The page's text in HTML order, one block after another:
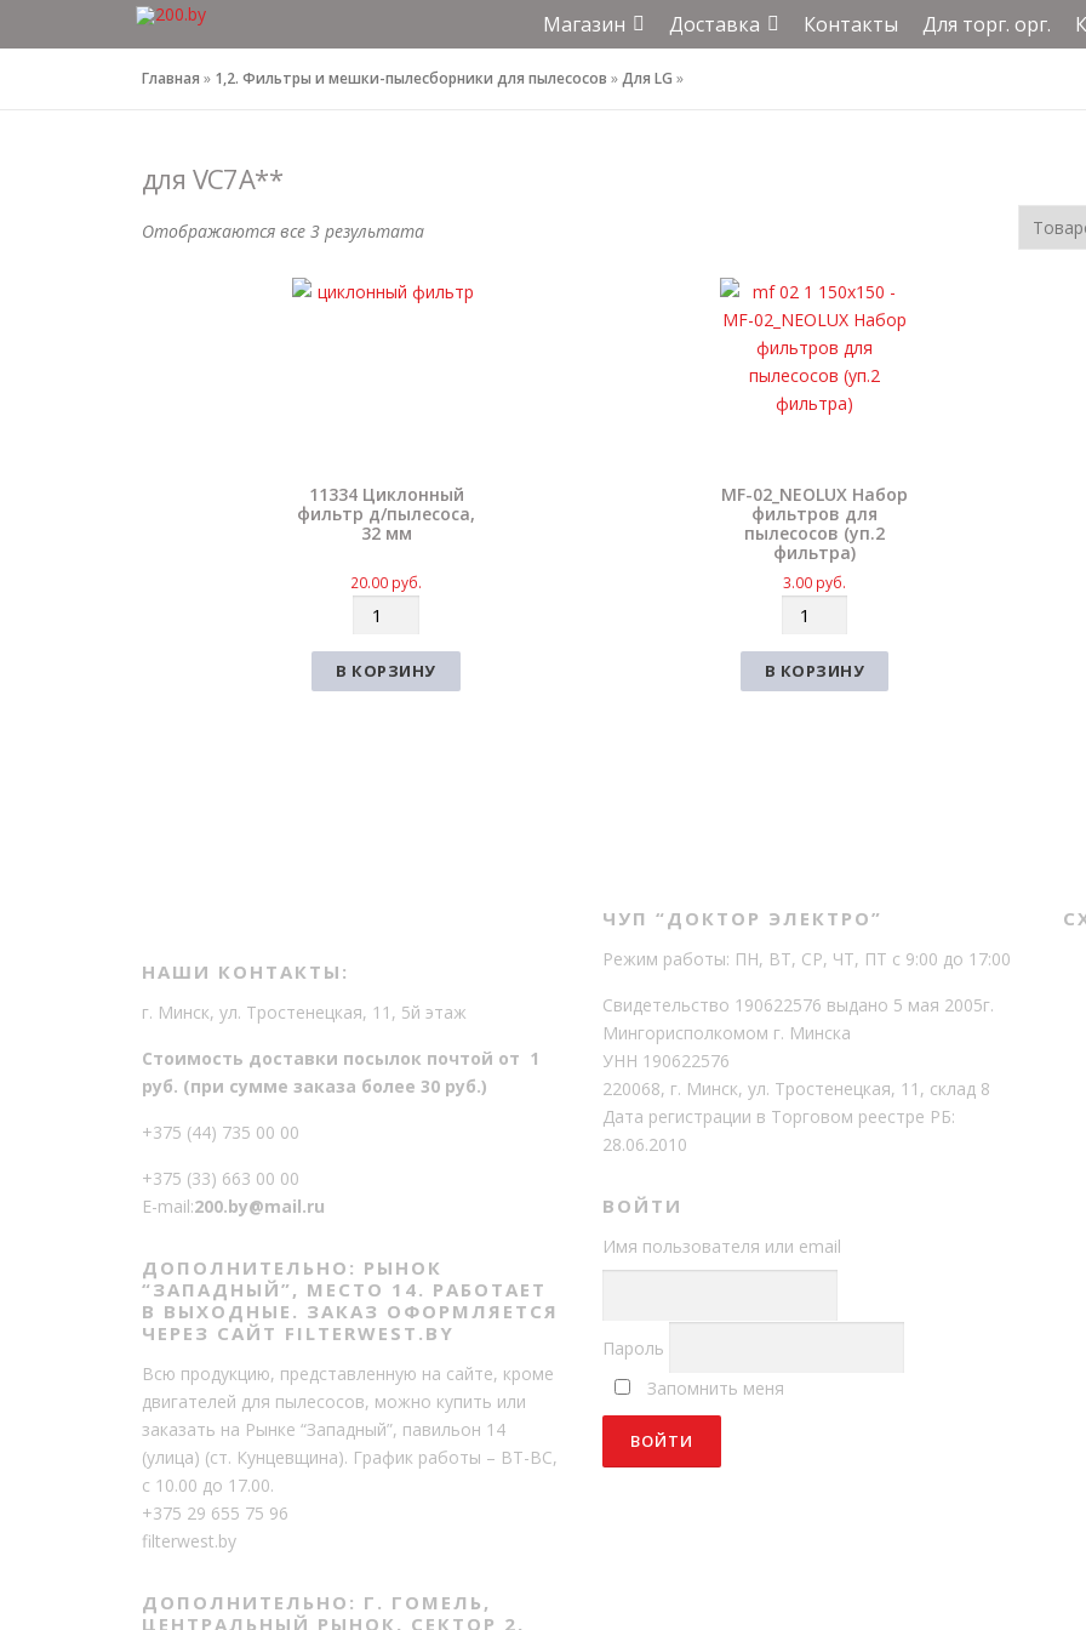
Магазин Доставка Контакты Для торг. орг.
Главная » 1,2. Фильтры и мешки-пылесборники для пылесосов »Для LG »
для VC7A**
Отображаются все 3 результата
11334 Циклонный
фильтр д/пылесоса,
32 мм
20.00 руб.
л
и
В КОРЗИНУ
MF-02_NEOLUX Набор
фильтров для
пылесосов (уп.2
фильтра)
3.00 руб.
л
и
В КОРЗИНУ
НАШИ КОНТАКТЫ:
г. Минск, ул. Тростенецкая, 11, 5й этаж
Стоимость доставки посылок почтой от 1
руб. (при сумме заказа более 30 руб.)
+375 (44) 735 00 00
+375 (33) 663 00 00
E-mail:200.by@mail.ru
ДОПОЛНИТЕЛЬНО: РЫНОК
“ЗАПАДНЫЙ”, МЕСТО 14. РАБОТАЕТ
В ВЫХОДНЫЕ. ЗАКАЗ ОФОРМЛЯЕТСЯ
ЧЕРЕЗ САЙТ FILTERWEST.BY
Всю продукцию, представленную на сайте, кроме
двигателей для пылесосов, можно купить или
заказать на Рынке “Западный”, павильон 14
(улица) (ст. Кунцевщина). График работы – ВТ-ВС,
с 10.00 до 17.00.
+375 29 655 75 96
filterwest.by
ДОПОЛНИТЕЛЬНО: Г. ГОМЕЛЬ,
ЦЕНТРАЛЬНЫЙ РЫНОК, СЕКТОР 2,
ЧУП “ДОКТОР ЭЛЕКТРО”
Режим работы: ПН, ВТ, СР, ЧТ, ПТ с 9:00 до 17:00
Свидетельство 190622576 выдано 5 мая 2005г.
Мингорисполкомом г. Минска
УНН 190622576
220068, г. Минск, ул. Тростенецкая, 11, склад 8
Дата регистрации в Торговом реестре РБ:
28.06.2010
ВОЙТИ
Имя пользователя или email
Пароль
Запомнить меня